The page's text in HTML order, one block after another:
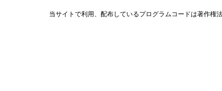
当サイトで利用、配布しているプログラムコードは著作